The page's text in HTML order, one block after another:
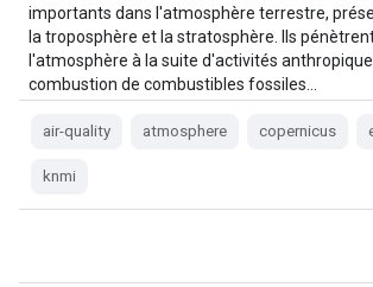
importants dans l'atmosphère terrestre,
la troposphère et la stratosphère. Ils
l'atmosphère à la suite d'activités
combustion de combustibles fossiles…
air-quality atmosphere copernicus
knmi